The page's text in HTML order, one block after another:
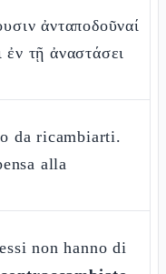
ἀνταποδοῦναί
ἐν τῇ ἀναστάσει
da ricambiarti.
alla
non hanno di